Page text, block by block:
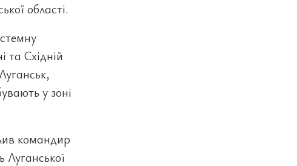
області.
та Східній
у зоні
командир